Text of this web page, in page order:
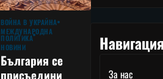
ВОЙНА В УКРАЙНА
МЕЖДУНАРОДНА
ПОЛИТИКА
НОВИНИ
България се
присъедини
За нас